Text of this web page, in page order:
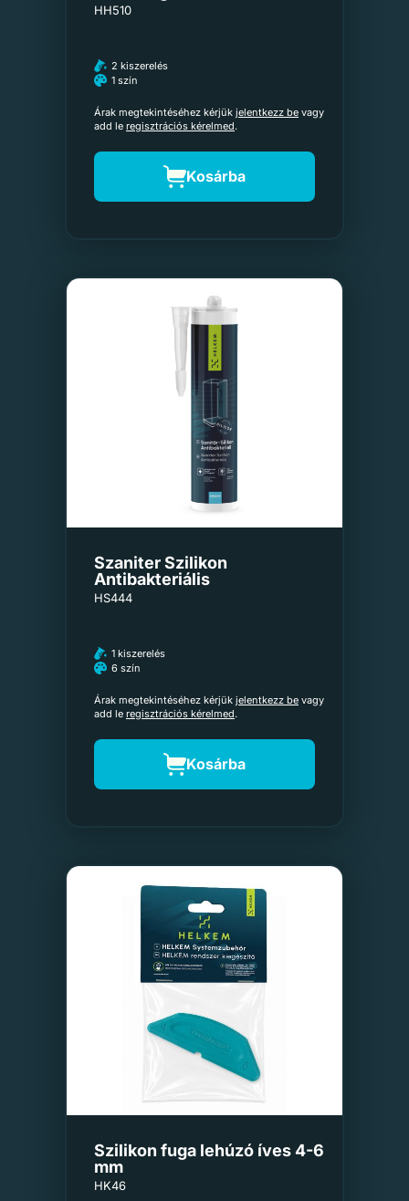
HH510
2 kiszerelés
1 szín
Árak megtekintéséhez kérjük jelentkezz be vagy
add le regisztrációs kérelmed.
Kosárba
Szaniter Szilikon
Antibakteriális
HS444
1 kiszerelés
6 szín
Árak megtekintéséhez kérjük jelentkezz be vagy
add le regisztrációs kérelmed.
Kosárba
Szilikon fuga lehúzó íves 4-6
mm
HK46